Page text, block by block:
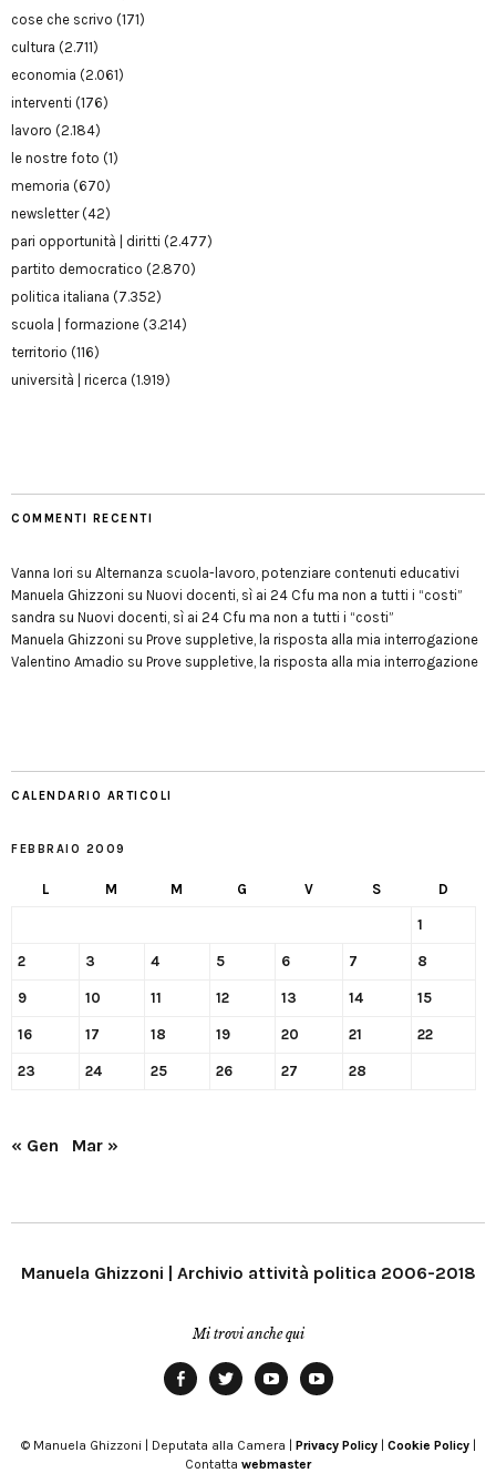
cose che scrivo (171)
cultura (2.711)
economia (2.061)
interventi (176)
lavoro (2.184)
le nostre foto (1)
memoria (670)
newsletter(42)
pari opportunità | diritti (2.477)
partito democratico (2.870)
politica italiana (7.352)
scuola | formazione (3.214)
territorio (116)
università | ricerca (1.919)
COMMENTI RECENTI
Vanna Iori su Alternanza scuola-lavoro, potenziare contenuti educativi
Manuela Ghizzoni su Nuovi docenti, sì ai 24 Cfu ma non a tutti i “costi”
sandra su Nuovi docenti, sì ai 24 Cfu ma non a tutti i “costi”
Manuela Ghizzoni su Prove suppletive, la risposta alla mia interrogazione
Valentino Amadio su Prove suppletive, la risposta alla mia interrogazione
CALENDARIO ARTICOLI
FEBBRAIO 2009
L M M G V S D
1
2 3 4 5 6 7 8
9 10 11 12 13 14 15
16 17 18 19 20 21 22
23 24 25 26 27 28
« Gen Mar »
Manuela Ghizzoni | Archivio attività politica 2006-2018
Mi trovi anche qui
Modena
© Manuela Ghizzoni | Deputata alla Camera | Privacy Policy| Cookie Policy|
Contatta webmaster